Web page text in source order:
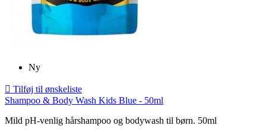
Ny
 Tilføj til ønskeliste
Shampoo & Body Wash Kids Blue - 50ml
Mild pH-venlig hårshampoo og bodywash til børn. 50ml